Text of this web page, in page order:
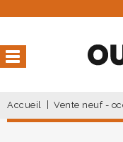
Accueil Vente neuf -
Vous
en cours
Vous n'avez